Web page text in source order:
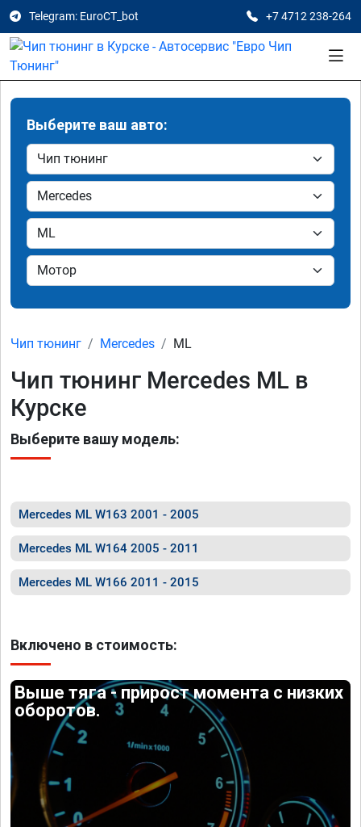
Telegram: EuroCT_bot +7 4712 238-264
Выберите ваш авто:
Чип тюнинг Mercedes ML
Чип тюнинг Mercedes ML в
Курске
Выберите вашу модель:
Mercedes ML W163 2001 - 2005
Mercedes ML W164 2005 - 2011
Mercedes ML W166 2011 - 2015
Включено в стоимость:
Выше тяга - прирост момента с низких
оборотов.